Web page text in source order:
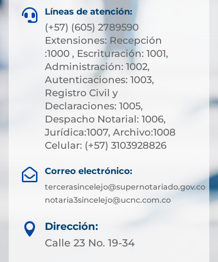
 Líneas de atención:
(+57) (605) 2789590
Extensiones: Recepción
:1000 , Escrituración: 1001,
Administración: 1002,
Autenticaciones: 1003,
Registro Civil y
Declaraciones: 1005,
Despacho Notarial: 1006,
Jurídica:1007, Archivo:1008
Celular: (+57) 3103928826
 Correo electrónico:
tercerasincelejo@supernotariado.gov.co
notaria3sincelejo@ucnc.com.co

Dirección:
Calle 23 No. 19-34